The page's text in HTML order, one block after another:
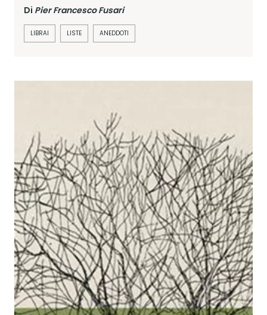
Di Pier Francesco Fusari
LIBRAI LISTE ANEDDOTI